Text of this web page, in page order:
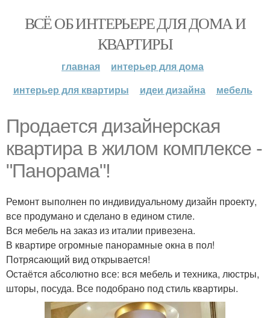
ВСЁ ОБ ИНТЕРЬЕРЕ ДЛЯ ДОМА И
КВАРТИРЫ
главная
интерьер для дома
интерьер для квартиры
идеи дизайна мебель
Продается дизайнерская
квартира в жилом комплексе -
"Панорама"!
Ремонт выполнен по индивидуальному дизайн проекту,
все продумано и сделано в едином стиле.
Вся мебель на заказ из италии привезена.
В квартире огромные панорамные окна в пол!
Потрясающий вид открывается!
Остаётся абсолютно все: вся мебель и техника, люстры,
шторы, посуда. Все подобрано под стиль квартиры.